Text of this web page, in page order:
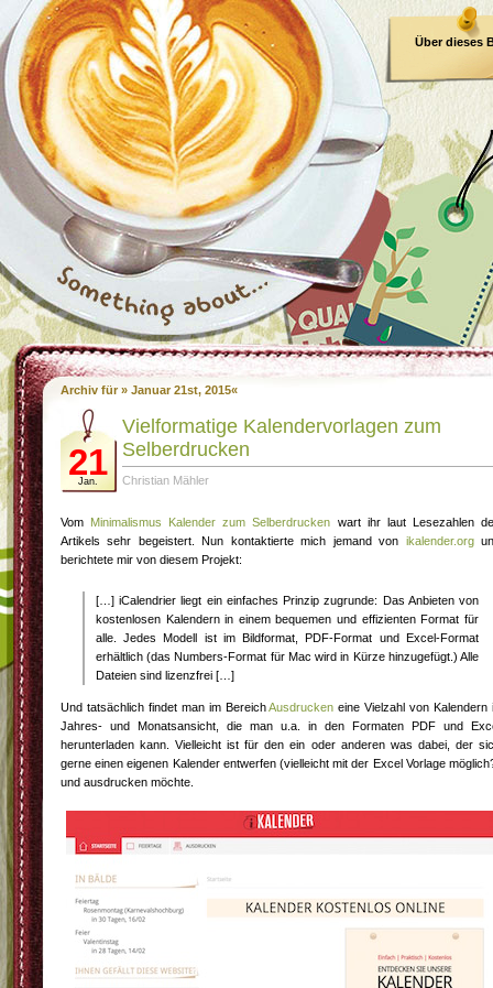
Über dieses
Archiv für » Januar 21st, 2015«
21
Jan.
Vielformatige Kalendervorlagen zum
Selberdrucken
Christian Mähler
Vom Minimalismus Kalender zum Selberdrucken wart ihr laut Lesezahlen
Artikels sehr begeistert. Nun kontaktierte mich jemand von ikalender.org
berichtete mir von diesem Projekt:
[…] iCalendrier liegt ein einfaches Prinzip zugrunde: Das Anbieten von
kostenlosen Kalendern in einem bequemen und effizienten Format für
alle. Jedes Modell ist im Bildformat, PDF-Format und Excel-Format
erhältlich (das Numbers-Format für Mac wird in Kürze hinzugefügt.) Alle
Dateien sind lizenzfrei […]
Und tatsächlich findet man im BereichAusdrucken eine Vielzahl von Kalendern
Jahres- und Monatsansicht, die man u.a. in den Formaten PDF und
herunterladen kann. Vielleicht ist für den ein oder anderen was dabei, der
gerne einen eigenen Kalender entwerfen (vielleicht mit der Excel Vorlage
und ausdrucken möchte.